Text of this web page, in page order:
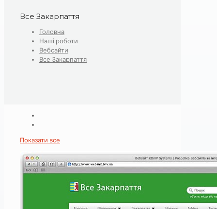
Все Закарпаття
Головна
Наші роботи
Вебсайти
Все Закарпаття
Показати все